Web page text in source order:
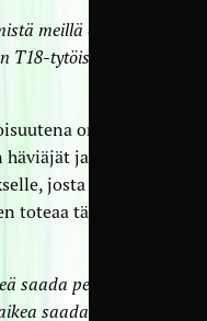
meillä on.
T18-tytöistään”
on se, että
jatkavat
josta voi vielä
toteaa tämän
saada pelejä alle,
saada”